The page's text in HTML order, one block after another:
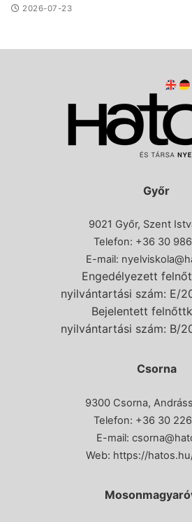
2026-07-23
Győr
9021 Győr, Szent
Telefon: +36 30
E-mail:
Engedélyezett
nyilvántartási szám: E/
Bejelentett
nyilvántartási szám: B/
Csorna
9300 Csorna,
Telefon: +36 30
E-mail:
Web: https://